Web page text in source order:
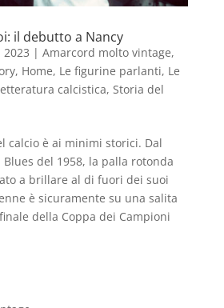
il debutto a Nancy
2023 | Amarcord molto vintage,
, Home, Le figurine parlanti, Le
calcistica, Storia del
calcio è ai minimi storici. Dal
Blues del 1958, la palla rotonda
a brillare al di fuori dei suoi
è sicuramente su una salita
della Coppa dei Campioni